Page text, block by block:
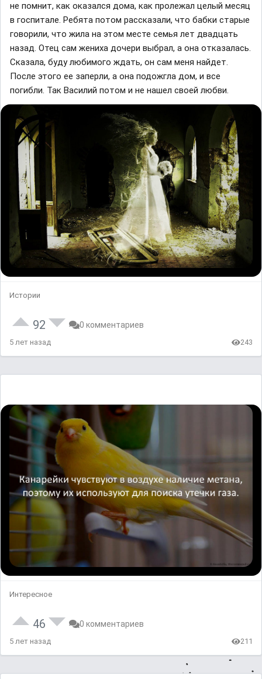
не помнит, как оказался дома, как пролежал целый месяц
в госпитале. Ребята потом рассказали, что бабки старые
говорили, что жила на этом месте семья лет двадцать
назад. Отец сам жениха дочери выбрал, а она отказалась.
Сказала, буду любимого ждать, он сам меня найдет.
После этого ее заперли, а она подожгла дом, и все
погибли. Так Василий потом и не нашел своей любви.
Истории
92 0 комментариев
5 лет назад 243
Интересное
46 0 комментариев
5 лет назад 211